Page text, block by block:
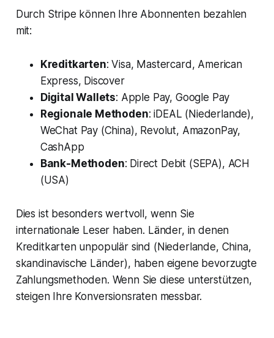
Durch Stripe können Ihre Abonnenten bezahlen
mit:
Kreditkarten: Visa, Mastercard, American
Express, Discover
Digital Wallets: Apple Pay, Google Pay
Regionale Methoden: iDEAL (Niederlande),
WeChat Pay (China), Revolut, AmazonPay,
CashApp
Bank-Methoden: Direct Debit (SEPA), ACH
(USA)
Dies ist besonders wertvoll, wenn Sie
internationale Leser haben. Länder, in denen
Kreditkarten unpopulär sind (Niederlande, China,
skandinavische Länder), haben eigene bevorzugte
Zahlungsmethoden. Wenn Sie diese unterstützen,
steigen Ihre Konversionsraten messbar.